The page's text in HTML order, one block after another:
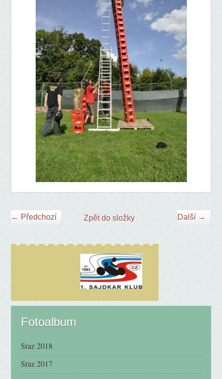
← Předchozí Další →
Zpět do složky
Fotoalbum
Sraz 2018
Sraz 2017